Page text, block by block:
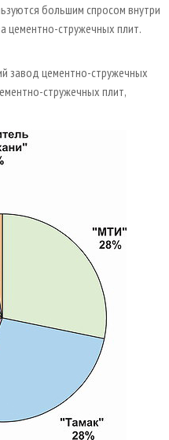
большим спросом внутри
цементно-стружечных плит.
завод цементно-стружечных
стружечных плит,